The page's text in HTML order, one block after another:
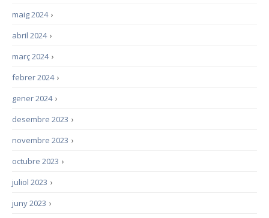
›
maig 2024
›
abril 2024
›
març 2024
›
febrer 2024
›
gener 2024
›
desembre 2023
›
novembre 2023
›
octubre 2023
›
juliol 2023
›
juny 2023